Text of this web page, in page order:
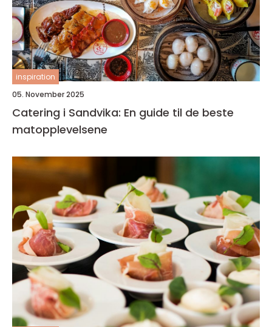
inspiration
05. November 2025
Catering i Sandvika: En guide til de beste
matopplevelsene